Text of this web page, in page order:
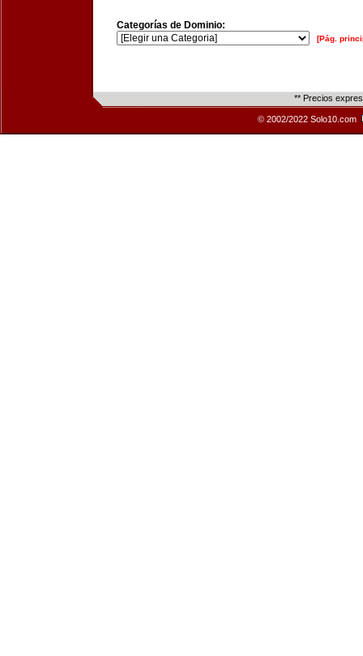
Categorías de Dominio:
[Pág.
** Precios
© 2002/2022 Solo10.com